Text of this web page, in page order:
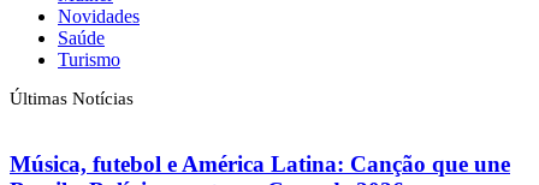
Novidades
Saúde
Turismo
Últimas Notícias
Música, futebol e América Latina: Canção que une